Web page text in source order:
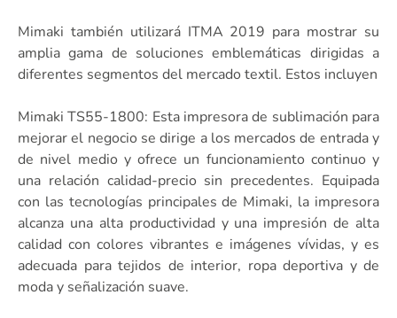
Mimaki también utilizará ITMA 2019 para mostrar su
amplia gama de soluciones emblemáticas dirigidas a
diferentes segmentos del mercado textil. Estos incluyen
Mimaki TS55-1800: Esta impresora de sublimación para
mejorar el negocio se dirige a los mercados de entrada y
de nivel medio y ofrece un funcionamiento continuo y
una relación calidad-precio sin precedentes. Equipada
con las tecnologías principales de Mimaki, la impresora
alcanza una alta productividad y una impresión de alta
calidad con colores vibrantes e imágenes vívidas, y es
adecuada para tejidos de interior, ropa deportiva y de
moda y señalización suave.